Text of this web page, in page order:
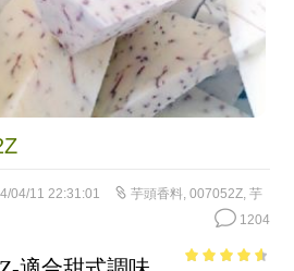
04/11 22:31:01 芋頭香料 007052Z, 芋
1204